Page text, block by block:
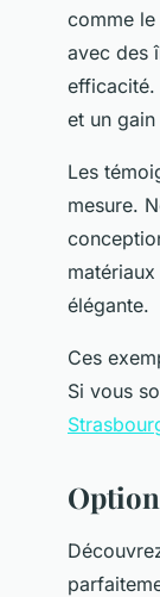
comme
avec des
efficacité.
et un gain
Les
mesure.
élégante.
Ces
Si vous